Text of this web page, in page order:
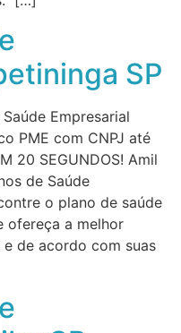
SP
Empresarial
PME com CNPJ até
20 SEGUNDOS! Amil
de Saúde
o plano de saúde
ofereça a melhor
de acordo com suas